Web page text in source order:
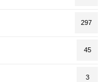
297
45
3